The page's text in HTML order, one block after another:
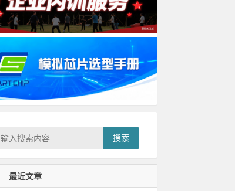
搜索
最近文章